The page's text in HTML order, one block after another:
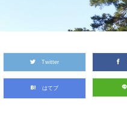
Twitter
はてブ